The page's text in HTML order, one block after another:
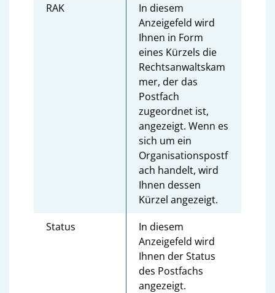
RAK
In diesem
Anzeigefeld wird
Ihnen in Form
eines Kürzels die
Rechtsanwaltskam
mer, der das
Postfach
zugeordnet ist,
angezeigt. Wenn es
sich um ein
Organisationspostf
ach handelt, wird
Ihnen dessen
Kürzel angezeigt.
Status
In diesem
Anzeigefeld wird
Ihnen der Status
des Postfachs
angezeigt.